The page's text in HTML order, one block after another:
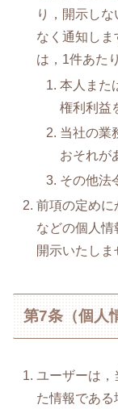
り，開示し
なく通知しま
は，1件あた
本人また
権利利益
当社の業
おそれが
その他法
前項の定めに
などの個人情
開示いたしま
第7条（個人
ユーザーは，
た情報である